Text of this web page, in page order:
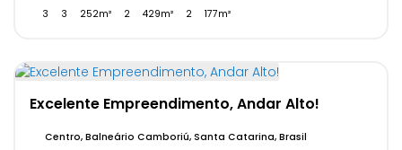
3 3 252m² 2 429m² 2 177m²
Excelente Empreendimento, Andar Alto!
Centro, Balneário Camboriú, Santa Catarina, Brasil